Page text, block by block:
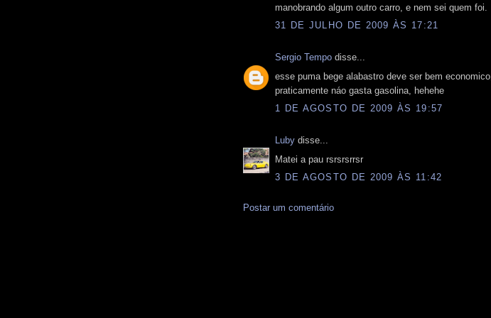
manobrando algum outro carro, e nem sei quem foi.
31 DE JULHO DE 2009 ÀS 17:21
Sergio Tempo disse...
esse puma bege alabastro deve ser bem economico,
praticamente náo gasta gasolina, hehehe
1 DE AGOSTO DE 2009 ÀS 19:57
Luby disse...
Matei a pau rsrsrsrrsr
3 DE AGOSTO DE 2009 ÀS 11:42
Postar um comentário